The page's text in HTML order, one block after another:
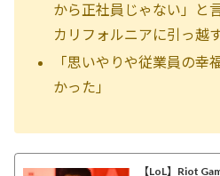
から正社員じゃない」と
カリフォルニアに引っ
「思いやりや従業員の幸
かった」
【LoL】Riot